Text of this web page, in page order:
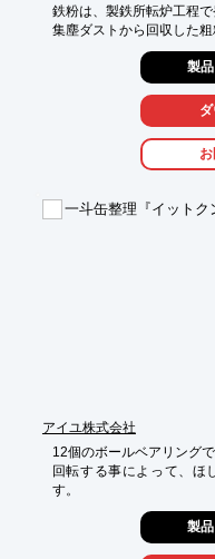
鉄粉は、製鉄所転炉工程
集塵ダストから回収した粗
嵩密度が高く比表面積が
反応性を有し主に、ステ
■炭素濃度が高く硬さに優
■粒子が球状であり流動性
■化学反応用として緩やか
製
一斗缶整理『イットク
アイユ株式会社
12個のボールベアリング
回転する事によって、ほ
す。
製